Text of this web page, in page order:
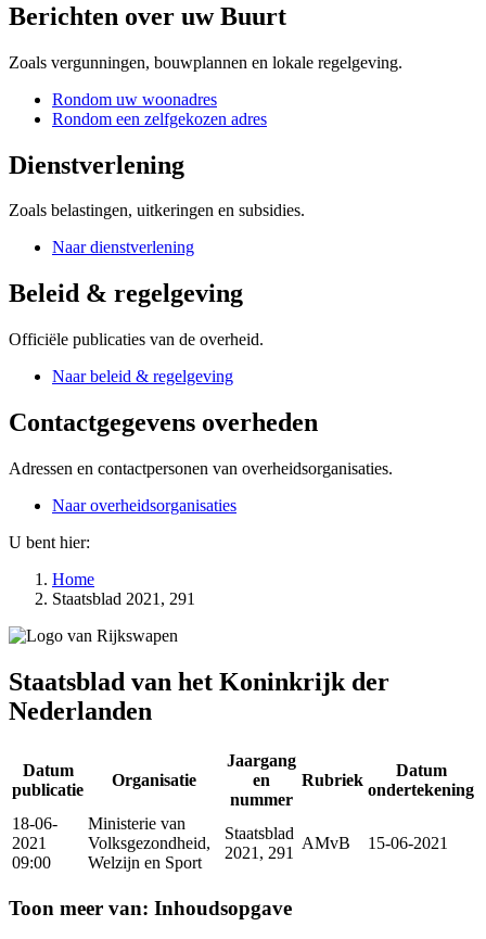
Berichten over uw Buurt
Zoals vergunningen, bouwplannen en lokale regelgeving.
Rondom uw woonadres
Rondom een zelfgekozen adres
Dienstverlening
Zoals belastingen, uitkeringen en subsidies.
Naar dienstverlening
Beleid & regelgeving
Officiële publicaties van de overheid.
Naar beleid & regelgeving
Contactgegevens overheden
Adressen en contactpersonen van overheidsorganisaties.
Naar overheidsorganisaties
U bent hier:
Home
Staatsblad 2021, 291
Staatsblad van het Koninkrijk der
Nederlanden
Datum
publicatie
Organisatie
Jaargang
en
nummer
Rubriek
Datum
ondertekening
18-06-
2021
09:00
Ministerie van
Volksgezondheid,
Welzijn en Sport
Staatsblad
2021, 291
AMvB 15-06-2021
Toon meer van: Inhoudsopgave